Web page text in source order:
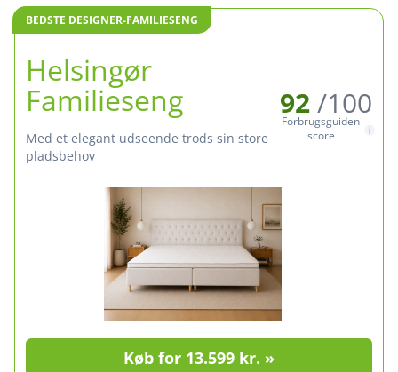
BEDSTE DESIGNER-FAMILIESENG
Helsingør
Familieseng
med et elegant udseende trods sin store
pladsbehov
92/100
Forbrugsguiden
score
Køb for 13.599 kr. »